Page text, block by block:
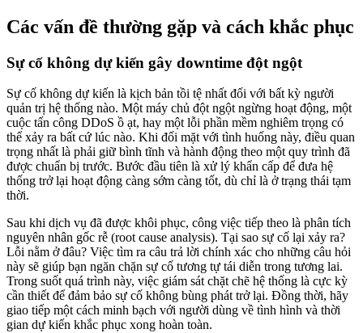
Các vấn đề thường gặp và cách khắc phục
Sự cố không dự kiến gây downtime đột ngột
Sự cố không dự kiến là kịch bản tồi tệ nhất đối với bất kỳ người
quản trị hệ thống nào. Một máy chủ đột ngột ngừng hoạt động, một
cuộc tấn công DDoS ồ ạt, hay một lỗi phần mềm nghiêm trọng có
thể xảy ra bất cứ lúc nào. Khi đối mặt với tình huống này, điều quan
trọng nhất là phải giữ bình tĩnh và hành động theo một quy trình đã
được chuẩn bị trước. Bước đầu tiên là xử lý khẩn cấp để đưa hệ
thống trở lại hoạt động càng sớm càng tốt, dù chỉ là ở trạng thái tạm
thời.
Sau khi dịch vụ đã được khôi phục, công việc tiếp theo là phân tích
nguyên nhân gốc rễ (root cause analysis). Tại sao sự cố lại xảy ra?
Lỗi nằm ở đâu? Việc tìm ra câu trả lời chính xác cho những câu hỏi
này sẽ giúp bạn ngăn chặn sự cố tương tự tái diễn trong tương lai.
Trong suốt quá trình này, việc giám sát chặt chẽ hệ thống là cực kỳ
cần thiết để đảm bảo sự cố không bùng phát trở lại. Đồng thời, hãy
giao tiếp một cách minh bạch với người dùng về tình hình và thời
gian dự kiến khắc phục xong hoàn toàn.